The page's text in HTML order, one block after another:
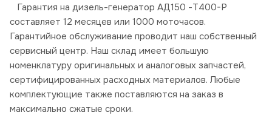
Гарантия на дизель-генератор АД150 -Т400-Р
составляет 12 месяцев или 1000 моточасов.
Гарантийное обслуживание проводит наш собственный
сервисный центр. Наш склад имеет большую
номенклатуру оригинальных и аналоговых запчастей,
сертифицированных расходных материалов. Любые
комплектующие также поставляются на заказ в
максимально сжатые сроки.